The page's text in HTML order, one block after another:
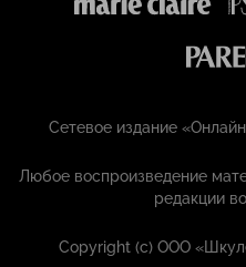
Сетевое издание
Любое воспроизведение
редакции
Copyright (с) ООО